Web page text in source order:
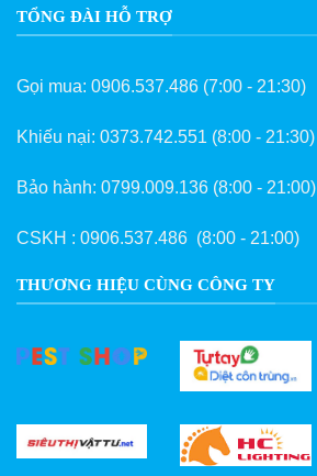
TỔNG ĐÀI HỖ TRỢ
Gọi mua: 0906.537.486 (7:00 - 21:30)
Khiếu nại: 0373.742.551 (8:00 - 21:30)
Bảo hành: 0799.009.136 (8:00 - 21:00)
CSKH : 0906.537.486 (8:00 - 21:00)
THƯƠNG HIỆU CÙNG CÔNG TY